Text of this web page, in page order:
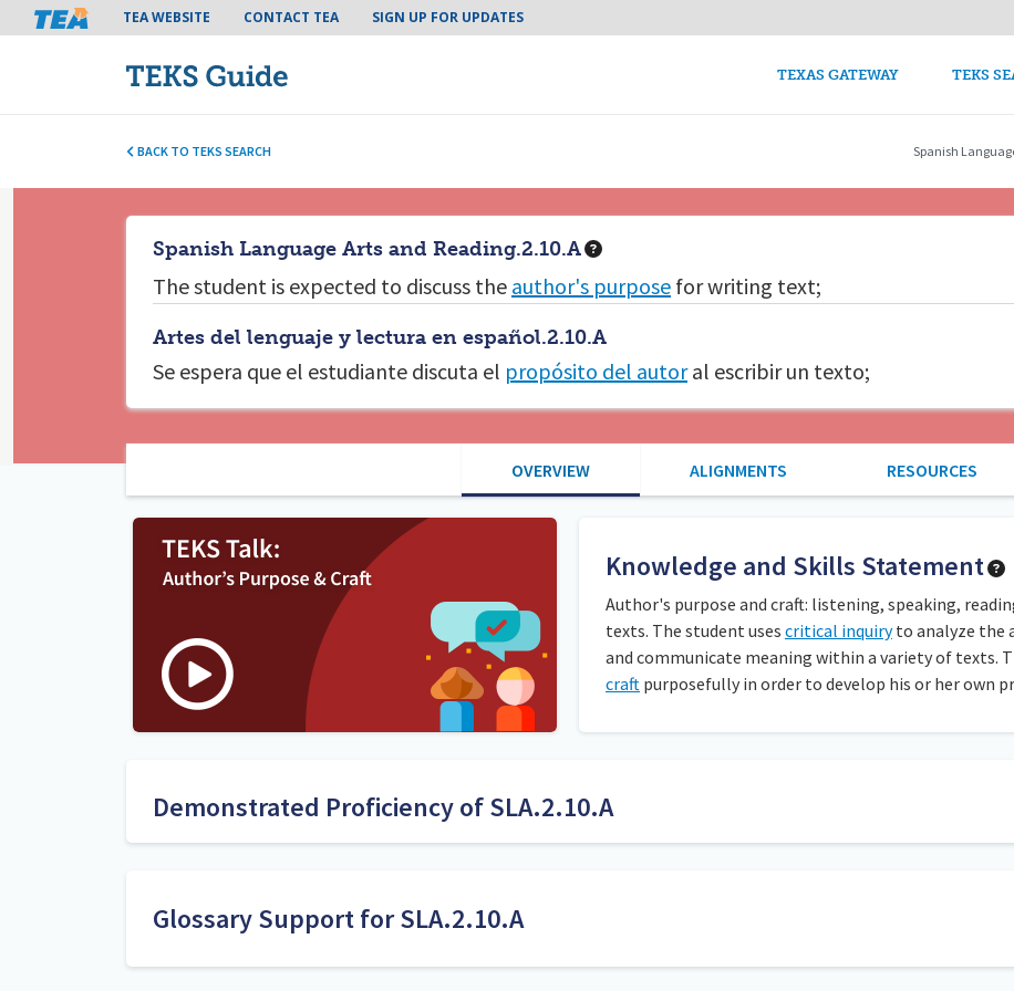
Tea header menu
TEA WEBSITE CONTACT TEA SIGN UP FOR UPDATES
TEXAS GATEWAY TEKS
BACK TO TEKS SEARCH Spanish
Spanish Language Arts and Reading.2.10.A
The student is expected to discuss the author's purpose for writing text;
Artes del lenguaje y lectura en español.2.10.A
Se espera que el estudiante discuta el propósito del autoral escribir un texto;
OVERVIEW ALIGNMENTS RESOURCES
Knowledge and Skills Statement
Author's purpose and craft: listening, speaking,
texts. The student uses critical inquiryto analyze the
and communicate meaning within a variety of texts.
craft purposefully in order to develop his or her own
Demonstrated Proficiency of SLA.2.10.A
Mantenga una lista de control para checar quién domina esta expectativa estudiantil y quién necesita más
evidencia del texto que apoye su pensar.
Glossary Support for SLA.2.10.A